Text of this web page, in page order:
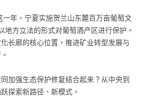
年，宁夏实施贺兰山东麓百万亩葡萄文
地方立法的形式对葡萄酒产区进行保护。
长廊的核心位置，推进矿业转型发展与
加强生态保护修复结合起来？从中央到
探索新路径、新模式。